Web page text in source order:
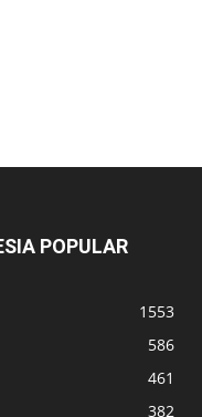
POPULAR
1553
586
461
382